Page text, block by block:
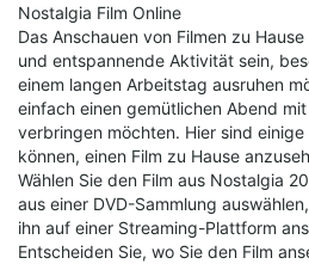
Nostalgia Film Online
Das Anschauen von Filmen zu
und entspannende Aktivität sein,
einem langen Arbeitstag ausruhen
einfach einen gemütlichen Abend
verbringen möchten. Hier sind
können, einen Film zu Hause
Wählen Sie den Film aus Nostalgia
aus einer DVD-Sammlung
ihn auf einer Streaming-Plattform
Entscheiden Sie, wo Sie den Film